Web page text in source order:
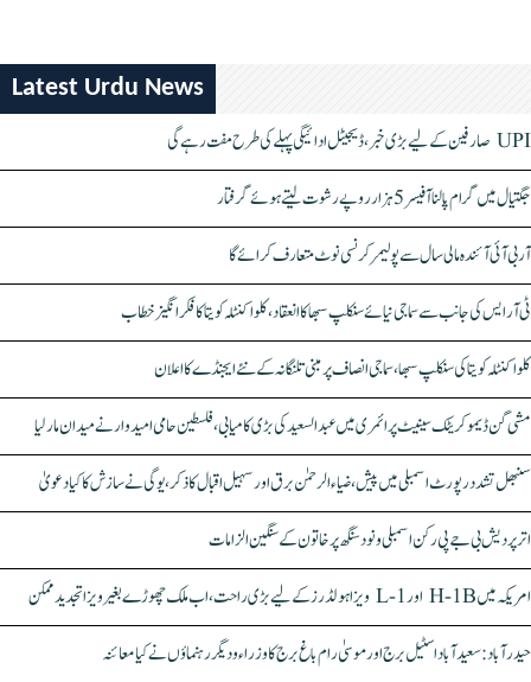
Latest Urdu News
UPI صارفین کے لیے بڑی خبر، ڈیجیٹل ادائیگی پہلے کی طرح مفت رہے گی
جگتیال میں گرام پالنا آفیسر 5 ہزار روپے رشوت لیتے ہوئے گرفتار
آر بی آئی آئندہ مالی سال سے پولیمر کرنسی نوٹ متعارف کرائے گا
ٹی آر ایس کی جانب سے سماجی نیائے سنکلپ سبھا کا انعقاد، کلواکنٹلہ کویتا کا فکر انگیز خطاب
کلواکنٹلہ کویتا کی سنکلپ سبھا، سماجی انصاف پر مبنی تلنگانہ کے نئے ایجنڈے کا اعلان
مشی گن ڈیموکریٹک سینیٹ پرائمری میں عبدالسعید کی بڑی کامیابی، فلسطین حامی امیدوار نے میدان مار لیا
سنبھل تشدد رپورٹ اسمبلی میں پیش، ضیاء الرحمٰن برق اور سہیل اقبال کا ذکر، یوگی نے سازش کا کیا دعویٰ
اتر پردیش بی جے پی رکن اسمبلی ونود سنگھ پر خاتون کے سنگین الزامات
امریکہ میں H-1B اور L-1 ویزا ہولڈرز کے لیے بڑی راحت، اب ملک چھوڑے بغیر ویزا تجدید ممکن
حیدرآباد: سعیدآباد اسٹیل برج اور موسیٰ رام باغ برج کا وزراء و دیگر رہنماؤں نے کیا معائنہ